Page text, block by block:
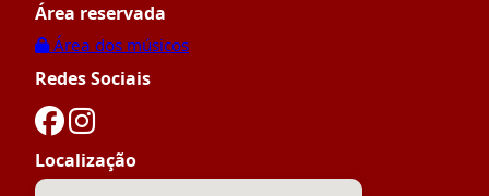
Área reservada
Área dos músicos
Redes Sociais
Localização